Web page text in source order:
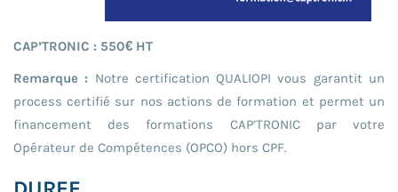
CAP’TRONIC : 550€ HT
Remarque : Notre certification QUALIOPI vous garantit un
process certifié sur nos actions de formation et permet un
financement des formations CAP’TRONIC par votre
Opérateur de Compétences (OPCO) hors CPF.